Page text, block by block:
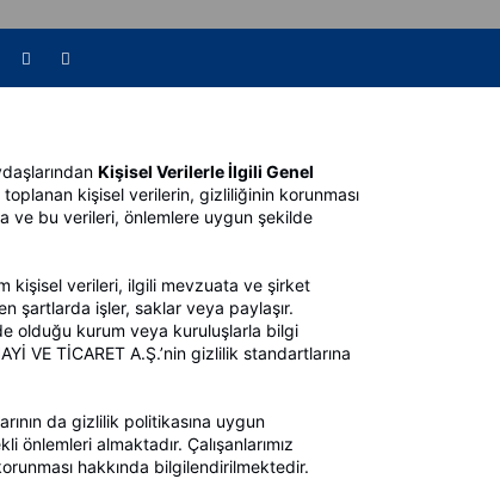
Kişisel Verilerle İlgili Genel
toplanan kişisel verilerin, gizliliğinin korunması
ve bu verileri, önlemlere uygun şekilde
kişisel verileri, ilgili mevzuata ve şirket
şartlarda işler, saklar veya paylaşır.
olduğu kurum veya kuruluşlarla bilgi
VE TİCARET A.Ş.’nin gizlilik standartlarına
da gizlilik politikasına uygun
almaktadır. Çalışanlarımız
hakkında bilgilendirilmektedir.